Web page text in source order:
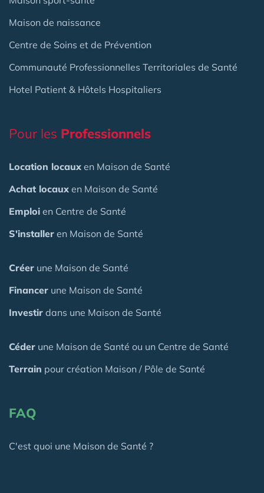
Maison de naissance
Centre de Soins et de Prévention
Communauté Professionnelles Territoriales de Santé
Hotel Patient & Hôtels Hospitaliers
Pour les Professionnels
Location locaux en Maison de Santé
Achat locaux en Maison de Santé
Emploi en Centre de Santé
S'installer en Maison de Santé
Créer une Maison de Santé
Financer une Maison de Santé
Investir dans une Maison de Santé
Céder une Maison de Santé ou un Centre de Santé
Terrain pour création Maison / Pôle de Santé
FAQ
C'est quoi une Maison de Santé ?